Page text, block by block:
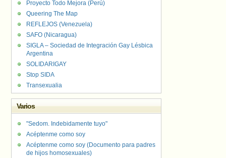
Proyecto Todo Mejora (Perú)
Queering The Map
REFLEJOS (Venezuela)
SAFO (Nicaragua)
SIGLA – Sociedad de Integración Gay Lésbica
Argentina
SOLIDARIGAY
Stop SIDA
Transexualia
Varios
"Sedom. Indebidamente tuyo"
Acéptenme como soy
Acéptenme como soy (Documento para padres
de hijos homosexuales)